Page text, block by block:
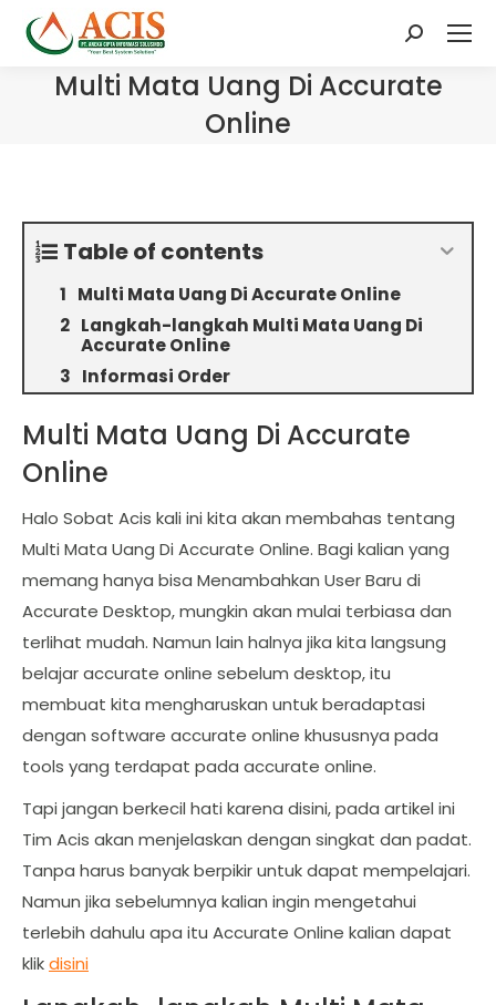
Search:
Multi Mata Uang Di Accurate
Online
Table of contents
Multi Mata Uang Di Accurate Online
Langkah-langkah Multi Mata Uang Di
Accurate Online
Informasi Order
Multi Mata Uang Di Accurate
Online
Halo Sobat Acis kali ini kita akan membahas tentang
Multi Mata Uang Di Accurate Online. Bagi kalian yang
memang hanya bisa Menambahkan User Baru di
Accurate Desktop, mungkin akan mulai terbiasa dan
terlihat mudah. Namun lain halnya jika kita langsung
belajar accurate online sebelum desktop, itu
membuat kita mengharuskan untuk beradaptasi
dengan software accurate online khususnya pada
tools yang terdapat pada accurate online.
Tapi jangan berkecil hati karena disini, pada artikel ini
Tim Acis akan menjelaskan dengan singkat dan padat.
Tanpa harus banyak berpikir untuk dapat mempelajari.
Namun jika sebelumnya kalian ingin mengetahui
terlebih dahulu apa itu Accurate Online kalian dapat
klikdisini